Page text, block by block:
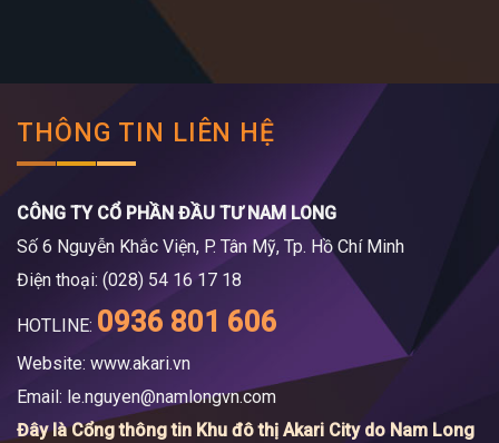
THÔNG TIN LIÊN HỆ
CÔNG TY CỔ PHẦN ĐẦU TƯ NAM LONG
Số 6 Nguyễn Khắc Viện, P. Tân Mỹ, Tp. Hồ Chí Minh
Điện thoại: (028) 54 16 17 18
HOTLINE: 0936 801 606
Website: www.akari.vn
Email: le.nguyen@namlongvn.com
Đây là Cổng thông tin Khu đô thị Akari City do Nam Long